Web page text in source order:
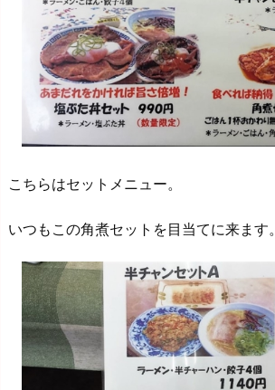
こちらはセットメニュー。
いつもこの角煮セットを目当てに来ます。